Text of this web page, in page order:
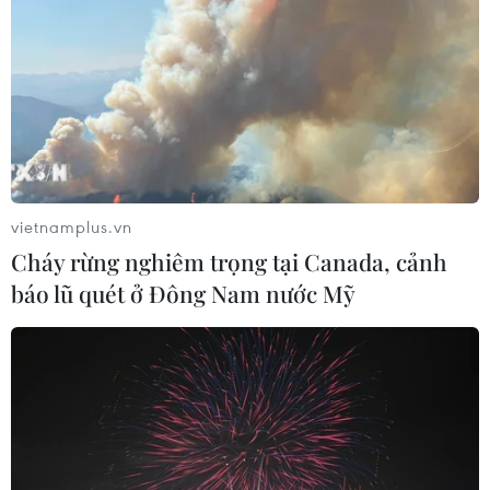
phố trực thuộc Trung ương
Xem thêm
Tổng Biên tập: TRẦN TIẾN DUẨN
Phó Tổng Biên tập: NGUYỄN THỊ TÁM, KHÚC THANH
vietnamplus.vn
Cháy rừng nghiêm trọng tại Canada, cảnh
báo lũ quét ở Đông Nam nước Mỹ